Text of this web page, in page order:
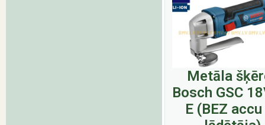
Metāla
Bosch GSC
E (BEZ